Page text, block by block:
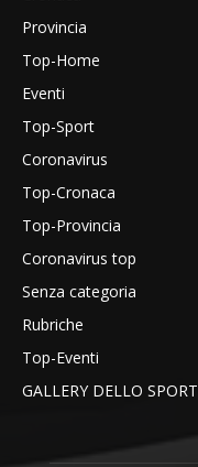
Provincia
Top-Home
Eventi
Top-Sport
Coronavirus
Top-Cronaca
Top-Provincia
Coronavirus top
Senza categoria
Rubriche
Top-Eventi
GALLERY DELLO SPORT